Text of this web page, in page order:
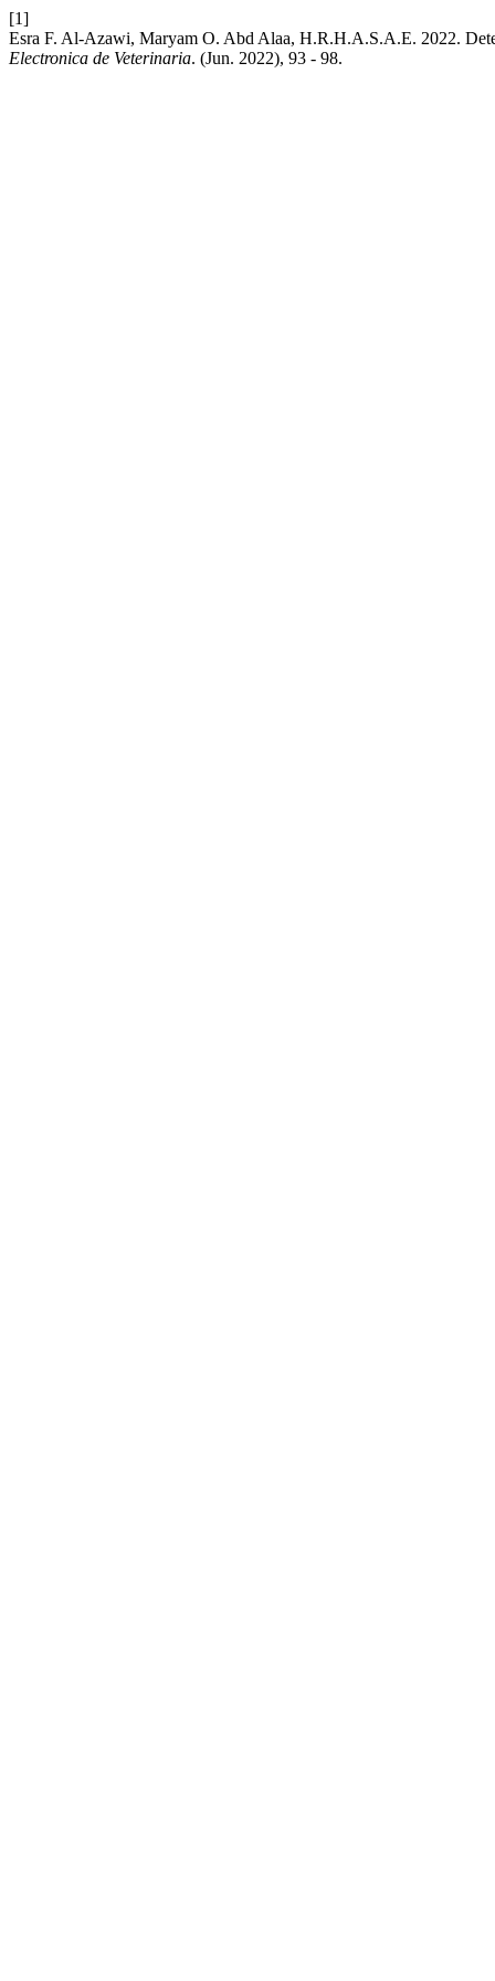
[1]
Esra F. Al-Azawi, Maryam O. Abd Alaa, H.R.H.A.S.A.E. 2022.
Electronica de Veterinaria. (Jun. 2022), 93 - 98.